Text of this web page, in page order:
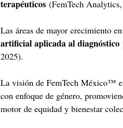
terapéuticos (FemTech
Las áreas de mayor crecimiento
artificial aplicada al diagnóstico
2025).
La visión de FemTech México™
con enfoque de género,
motor de equidad y bienestar